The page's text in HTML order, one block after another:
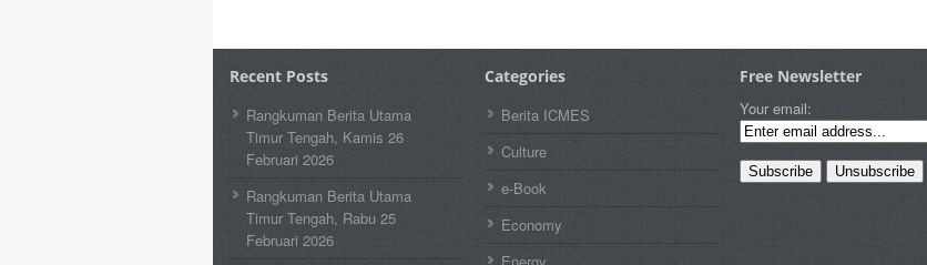
Recent Posts
Rangkuman Berita Utama
Timur Tengah, Kamis 26
Februari 2026
Rangkuman Berita Utama
Timur Tengah, Rabu 25
Februari 2026
Categories
Berita ICMES
Culture
e-Book
Economy
Free Newsletter
Your email: